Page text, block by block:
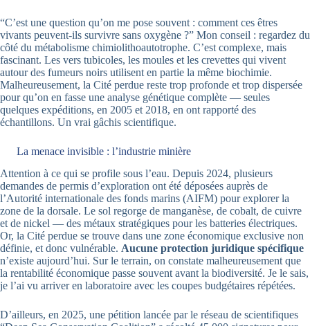
“C’est une question qu’on me pose souvent : comment ces êtres
vivants peuvent-ils survivre sans oxygène ?” Mon conseil : regardez du
côté du métabolisme chimiolithoautotrophe. C’est complexe, mais
fascinant. Les vers tubicoles, les moules et les crevettes qui vivent
autour des fumeurs noirs utilisent en partie la même biochimie.
Malheureusement, la Cité perdue reste trop profonde et trop dispersée
pour qu’on en fasse une analyse génétique complète — seules
quelques expéditions, en 2005 et 2018, en ont rapporté des
échantillons. Un vrai gâchis scientifique.
La menace invisible : l’industrie minière
Attention à ce qui se profile sous l’eau. Depuis 2024, plusieurs
demandes de permis d’exploration ont été déposées auprès de
l’Autorité internationale des fonds marins (AIFM) pour explorer la
zone de la dorsale. Le sol regorge de manganèse, de cobalt, de cuivre
et de nickel — des métaux stratégiques pour les batteries électriques.
Or, la Cité perdue se trouve dans une zone économique exclusive non
définie, et donc vulnérable. Aucune protection juridique spécifique
n’existe aujourd’hui. Sur le terrain, on constate malheureusement que
la rentabilité économique passe souvent avant la biodiversité. Je le sais,
je l’ai vu arriver en laboratoire avec les coupes budgétaires répétées.
D’ailleurs, en 2025, une pétition lancée par le réseau de scientifiques